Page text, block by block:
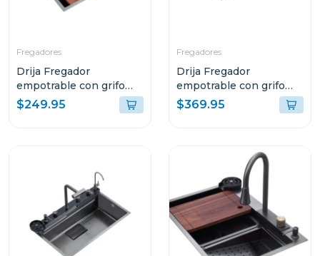
Fregadores
Drija Fregador
empotrable con grifo
cascada multifuncional
68cm cirella
$249.95
Fregadores
Drija Fregador
empotrable con grifo
multifuncional 76cm
murano
$369.95